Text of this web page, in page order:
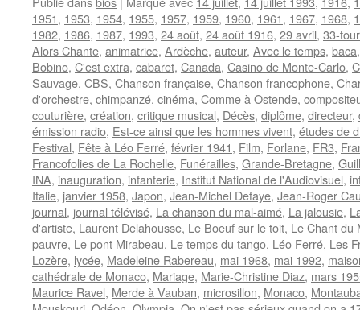
1951, 1953, 1954, 1955, 1957, 1959, 1960, 1961, 1967, 1968,
1982, 1986, 1987, 1993, 24 août, 24 août 1916, 29 avril, 33-
Alors Chante, animatrice, Ardèche, auteur, Avec le temps, baca
Bobino, C'est extra, cabaret, Canada, Casino de Monte-Carlo,
Sauvage, CBS, Chanson française, Chanson francophone,
d'orchestre, chimpanzé, cinéma, Comme à Ostende,
couturière, création, critique musical, Décès, diplôme, directeur,
émission radio, Est-ce ainsi que les hommes vivent, études de
Festival, Fête à Léo Ferré, février 1941, Film, Forlane, FR3,
Francofolies de La Rochelle, Funérailles, Grande-Bretagne,
INA, inauguration, infanterie, Institut National de l'Audiovisuel,
Italie, janvier 1958, Japon, Jean-Michel Defaye, Jean-Roger
journal, journal télévisé, La chanson du mal-aimé, La jalousie,
d'artiste, Laurent Delahousse, Le Boeuf sur le toit, Le Chant du
pauvre, Le pont Mirabeau, Le temps du tango, Léo Ferré, Les
Lozère, lycée, Madeleine Rabereau, mai 1968, mai 1992,
cathédrale de Monaco, Mariage, Marie-Christine Diaz, mars
Maurice Ravel, Merde à Vauban, microsillon, Monaco,